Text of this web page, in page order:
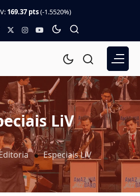
169.37 pts(-1.5520%)
LiV
Especiais LiV